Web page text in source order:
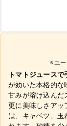
※ユー
トマトジュースで
が効いた本格的な
甘みが溶け込んだ
更に美味しさアッ
は、キャベツ、玉